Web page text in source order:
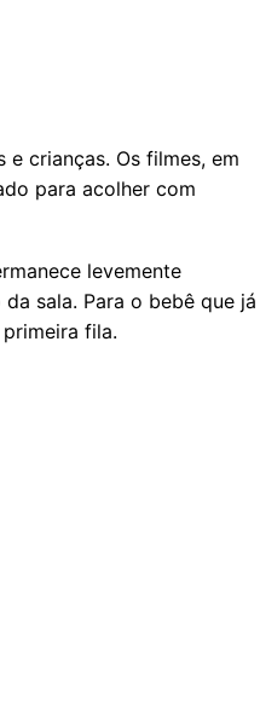
crianças. Os filmes, em
para acolher com
levemente
sala. Para o bebê que já
fila.